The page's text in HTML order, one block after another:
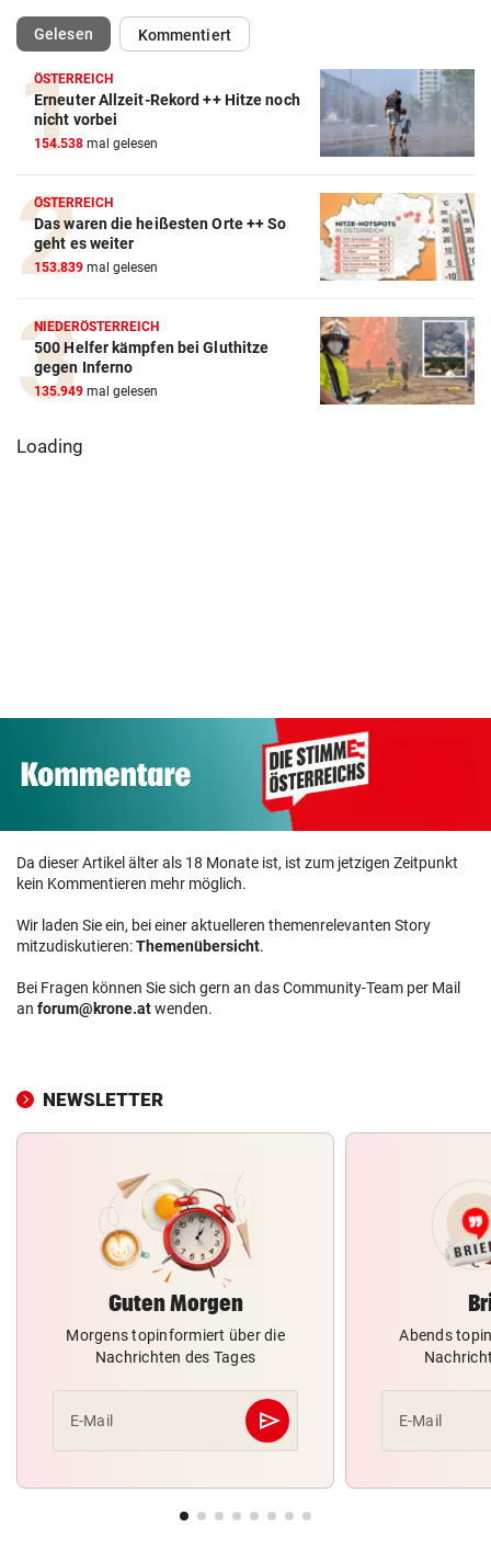
Gelesen(ausgewählt)Kommentiert
ÖSTERREICH
Erneuter Allzeit-Rekord ++ Hitze noch
nicht vorbei
154.538 mal gelesen
ÖSTERREICH
Das waren die heißesten Orte ++ So
geht es weiter
153.839 mal gelesen
NIEDERÖSTERREICH
500 Helfer kämpfen bei Gluthitze
gegen Inferno
135.949 mal gelesen
Da dieser Artikel älter als 18 Monate ist, ist zum jetzigen Zeitpunkt
kein Kommentieren mehr möglich.
Wir laden Sie ein, bei einer aktuelleren themenrelevanten Story
mitzudiskutieren:Themenübersicht.
Bei Fragen können Sie sich gern an das Community-Team per Mail
an forum@krone.atwenden.
NEWSLETTER
Guten Morgen
Morgens topinformiert über die
Nachrichten des Tages
E-Mail send
Abschicken
Abends
E-Mail